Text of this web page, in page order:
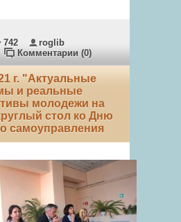
742
roglib
Комментарии (0)
г. "Актуальные
и реальные
молодежи на
стол ко Дню
самоуправления